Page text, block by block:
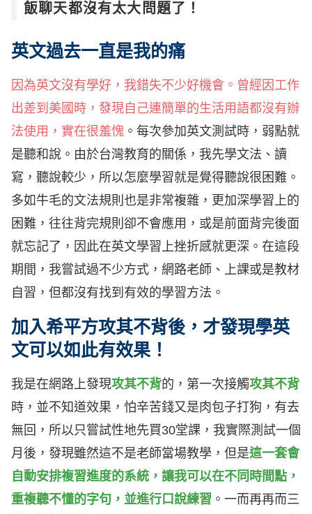
飯聊天都沒有太大問題了！
英文過去一直是我的痛
因為英文沒有學好，我錯失不少好機會。曾經因工作
出差到美國時，發現自己連簡單的生活用語都沒有辦
法使用，實在很羞愧 。每次參加英文測試時，弱點就
是聽和說。由於台灣教育的關係，我先學文法、讀
寫，聽說較少，所以怎麼學習就是覺得聽說很困難。
多如牛毛的文法規則也是非常複雜，更加深學習上的
困難，往往背完規則卻不會應用，或是前面背完後面
就忘記了，因此在英文學習上挫折感就更深。在這段
期間，我嘗試過不少方式，網路老師、上課或是教材
自習，但都沒有找到有效的學習方法。
加入希平方攻其不背後，才發現學英
文可以如此有效果！
我是在網路上發現攻其不背的，第一次接觸攻其不背
時，並不知道效果，怕辛苦錢又是肉包子打狗，有去
無回，所以只嘗試性地先買30堂課，我實際測試一個
月後，發現雖然這不是老師當場教學，但是這一套會
自動安排複習進度的系統，讓我可以在不同時間點，
重複聽不懂的字句，並進行口說練習 。一而再再而三